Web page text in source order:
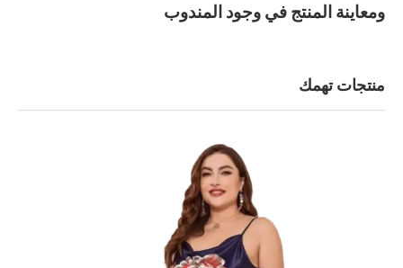
ومعاينة المنتج في وجود المندوب
منتجات تهمك